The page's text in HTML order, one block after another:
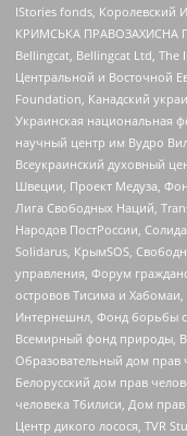
IStories fonds, Королевский
КРИМСЬКА ПРАВОЗАХИСНА
Bellingcat, Bellingcat Ltd,
Центральной и Восточной
Foundation, Канадский
Украинская национальная
научный центр им Вудро
Всеукраинский духовный
Швеции, Проект Медуза,
Лига Свободных Наций,
Народов ПостРоссии,
Solidarus, КрымSOS,
управления, Форум
островов Тисима и
Интернешнл, Фонд борьбы с
Всемирный фонд природы,
Образовательный дом прав
Белорусский дом прав
человека Тбилиси, Дом
Центр дикого лосося, TVR